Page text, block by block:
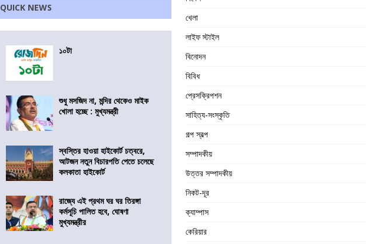
QUICK NEWS
১০টা
শুধু মসজিদ না, মন্দির থেকেও মাইক
খোলা হচ্ছে : মুখ্যমন্ত্রী
স্বস্তির হাওয়া হাইকোর্ট চত্বরে,
আটজন নতুন বিচারপতি পেতে চলেছে
কলকাতা হাইকোর্ট
রাজ্যে এই প্রথম ঘর ঘর তিরঙ্গা
কর্মসূচি পালিত হবে, ঘোষণা
মুখ্যমন্ত্রীর
খেলা
লাইফ স্টাইল
বিনোদন
বিবিধ
প্রেসক্রিপশন
সাহিত্য-সংস্কৃতি
গল্প স্বল্প
সম্পাদকীয়
উত্তর সম্পাদকীয়
নিকট-দূর
ক্যাম্পাস
কেরিয়ার